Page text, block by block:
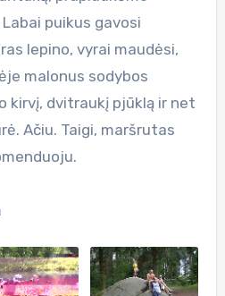
puikus gavosi
lepino, vyrai maudėsi,
malonus sodybos
kirvį, dvitraukį pjūklą ir net
Ačiu. Taigi, maršrutas